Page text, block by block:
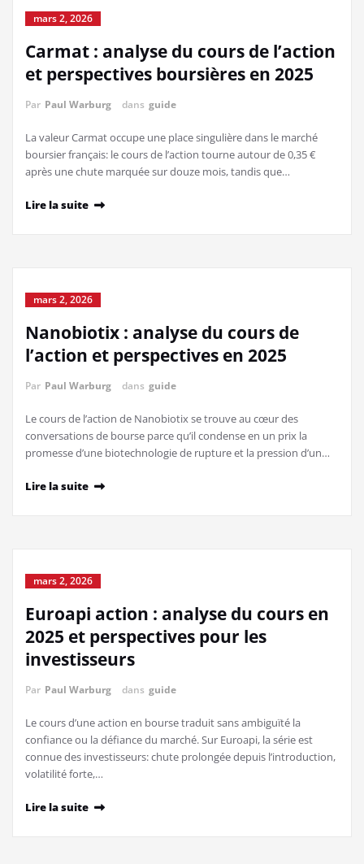
mars 2, 2026
Carmat : analyse du cours de l’action
et perspectives boursières en 2025
Par Paul Warburg dans guide
La valeur Carmat occupe une place singulière dans le marché
boursier français: le cours de l’action tourne autour de 0,35 €
après une chute marquée sur douze mois, tandis que…
Lire la suite
mars 2, 2026
Nanobiotix : analyse du cours de
l’action et perspectives en 2025
Par Paul Warburg dans guide
Le cours de l’action de Nanobiotix se trouve au cœur des
conversations de bourse parce qu’il condense en un prix la
promesse d’une biotechnologie de rupture et la pression d’un…
Lire la suite
mars 2, 2026
Euroapi action : analyse du cours en
2025 et perspectives pour les
investisseurs
Par Paul Warburg dans guide
Le cours d’une action en bourse traduit sans ambiguïté la
confiance ou la défiance du marché. Sur Euroapi, la série est
connue des investisseurs: chute prolongée depuis l’introduction,
volatilité forte,…
Lire la suite